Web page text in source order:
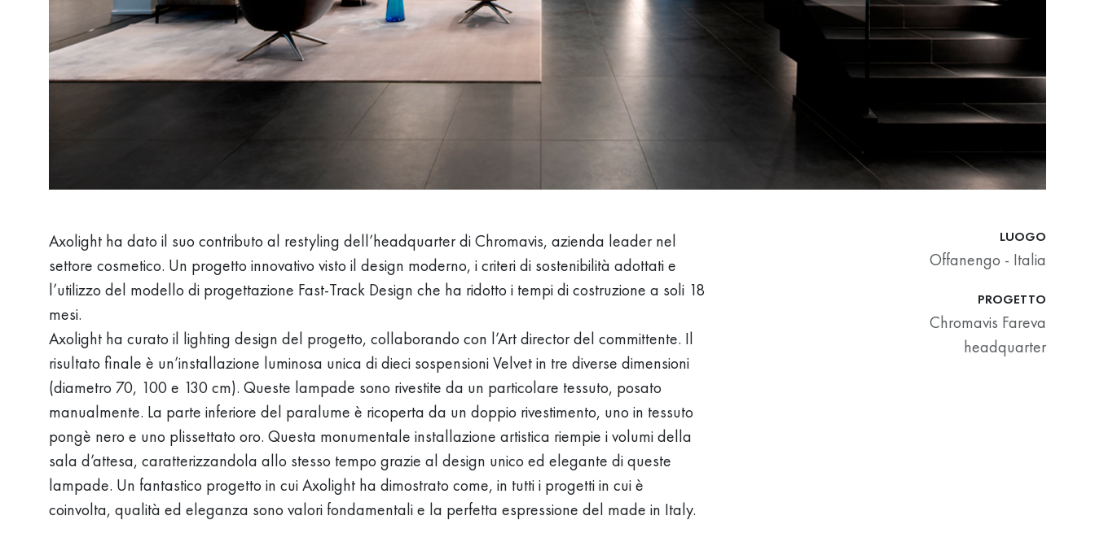
Axolight ha dato il suo contributo al restyling dell’headquarter di Chromavis, azienda leader nel
settore cosmetico. Un progetto innovativo visto il design moderno, i criteri di sostenibilità adottati e
l’utilizzo del modello di progettazione Fast-Track Design che ha ridotto i tempi di costruzione a soli 18
mesi.
Axolight ha curato il lighting design del progetto, collaborando con l’Art director del committente. Il
risultato finale è un’installazione luminosa unica di dieci sospensioni Velvet in tre diverse dimensioni
(diametro 70, 100 e 130 cm). Queste lampade sono rivestite da un particolare tessuto, posato
manualmente. La parte inferiore del paralume è ricoperta da un doppio rivestimento, uno in tessuto
pongè nero e uno plissettato oro. Questa monumentale installazione artistica riempie i volumi della
sala d’attesa, caratterizzandola allo stesso tempo grazie al design unico ed elegante di queste
lampade. Un fantastico progetto in cui Axolight ha dimostrato come, in tutti i progetti in cui è
coinvolta, qualità ed eleganza sono valori fondamentali e la perfetta espressione del made in Italy.
LUOGO
Offanengo - Italia
PROGETTO
Chromavis Fareva
headquarter